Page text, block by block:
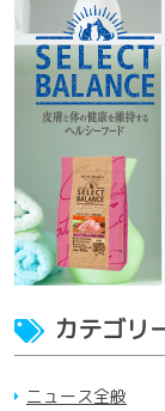
カテゴリ
ニュース全般